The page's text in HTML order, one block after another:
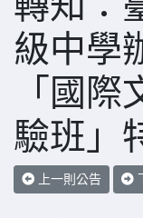
級中學
「國
驗班」
上一則公告